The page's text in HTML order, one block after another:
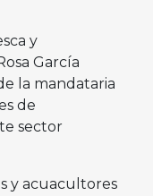
y
García
la mandataria
de
sector
y acuacultores